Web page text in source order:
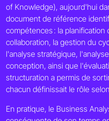
of Knowledge), aujourd'hui
document de référence
compétences : la
collaboration, la gestion du
l'analyse stratégique,
conception, ainsi que
structuration a permis de
chacun définissait le rôle
En pratique, le Business